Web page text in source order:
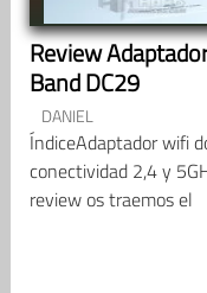
Review
Band DC29
DANIEL
ÍndiceAdaptador wifi
conectividad 2,4 y
review os traemos el